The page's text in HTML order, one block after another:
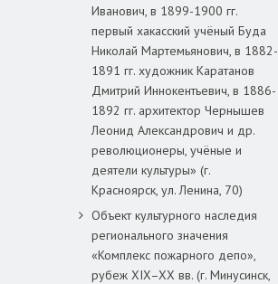
Иванович, в 1899-1900 гг.
первый хакасский учёный Буда
Николай Мартемьянович, в 1882-
1891 гг. художник Каратанов
Дмитрий Иннокентьевич, в 1886-
1892 гг. архитектор Чернышев
Леонид Александрович и др.
революционеры, учёные и
деятели культуры» (г.
Красноярск, ул. Ленина, 70)
Объект культурного наследия
регионального значения
«Комплекс пожарного депо»,
рубеж XIX–XX вв. (г. Минусинск,